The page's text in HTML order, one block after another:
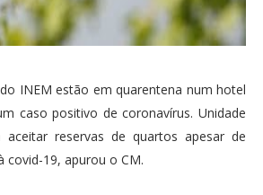
INEM estão em quarentena num hotel
caso positivo de coronavírus. Unidade
aceitar reservas de quartos apesar de
covid-19, apurou o CM.